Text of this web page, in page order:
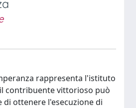
rappresenta l'istituto
contribuente vittorioso può
ottenere l'esecuzione di